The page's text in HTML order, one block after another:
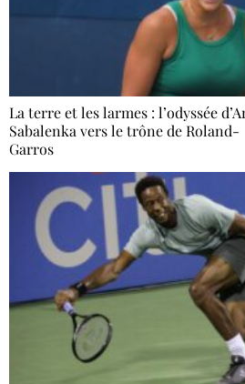
La terre et les larmes : l’odyssée
Sabalenka vers le trône de Roland-
Garros